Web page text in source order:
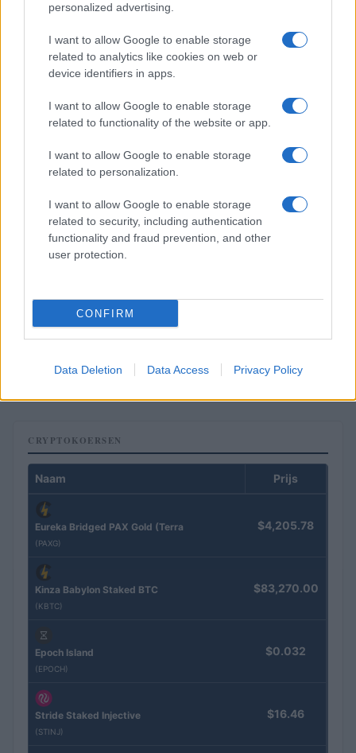
personalized advertising.
I want to allow Google to enable storage
related to analytics like cookies on web or
device identifiers in apps.
I want to allow Google to enable storage
related to functionality of the website or app.
I want to allow Google to enable storage
related to personalization.
I want to allow Google to enable storage
related to security, including authentication
functionality and fraud prevention, and other
user protection.
CONFIRM
Data Deletion Data Access Privacy Policy
Voormalig FBI-agent Patrick Steven Yaroch aangeklaagd voor
cryptovaluta-diefstal
CRYPTOVALUTA
Ethereum vs Nasdaq: Tom Lee analyseert de markttrends van
Sven Bakker · 5 aug 2026
CRYPTOKOERSEN
Naam Prijs
Eureka Bridged PAX Gold (Terra
(PAXG)
$4,205.78
Kinza Babylon Staked BTC
(KBTC)
$83,270.00
Epoch Island
(EPOCH)
$0.032
Stride Staked Injective
(STINJ)
$16.46